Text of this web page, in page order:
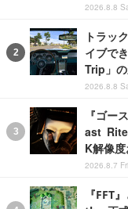
2026.8.8
トラッ
イブで
Trip」
2026.8.8
『ゴー
ast
K解像
2026.8.7
『FFT